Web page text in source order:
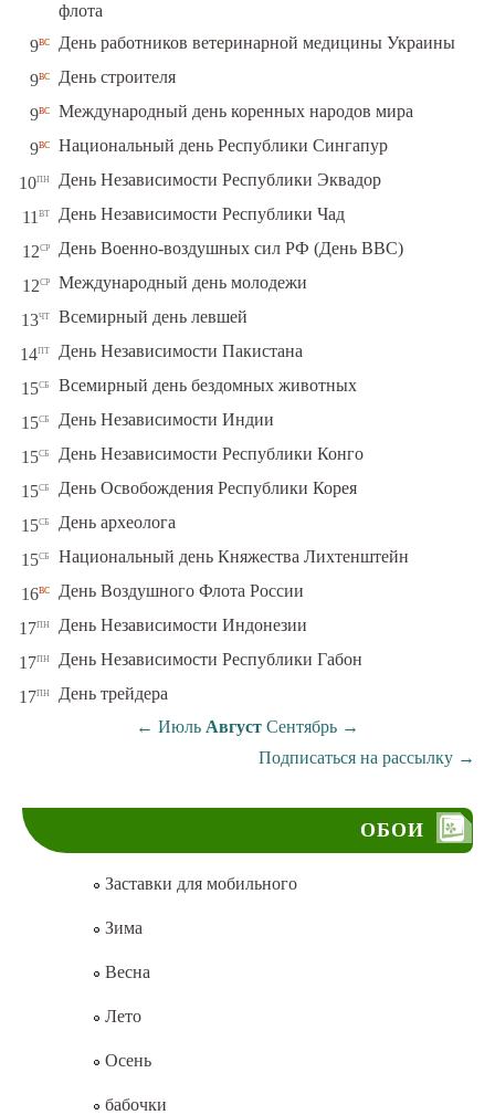
флота
9вс День работников ветеринарной медицины Украины
9вс День строителя
9вс Международный день коренных народов мира
9вс Национальный день Республики Сингапур
10пн День Независимости Республики Эквадор
11 вт День Независимости Республики Чад
12ср День Военно-воздушных сил РФ (День ВВС)
12ср Международный день молодежи
13чт Всемирный день левшей
14пт День Независимости Пакистана
15сб Всемирный день бездомных животных
15сб День Независимости Индии
15сб День Независимости Республики Конго
15сб День Освобождения Республики Корея
15сб День археолога
15сб Национальный день Княжества Лихтенштейн
16вс День Воздушного Флота России
17пн День Независимости Индонезии
17пн День Независимости Республики Габон
17пн
День трейдера
← Июль Август Сентябрь →
Подписаться на рассылку →
ОБОИ
Заставки для мобильного
Зима
Весна
Лето
Осень
бабочки